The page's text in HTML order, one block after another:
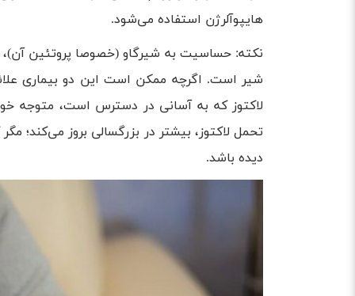
هایپوآلرژن استفاده می‌شود.
نکته: حساسیت به شیرگاو (خصوصا پروتئین آن)،
شیر است. اگر‌چه ممکن است این دو بیماری
لاکتوز که به آسانی در دسترس است، متوجه
تحمل لاکتوز، بیشتر در بزرگسالی بروز
دیده باشد.